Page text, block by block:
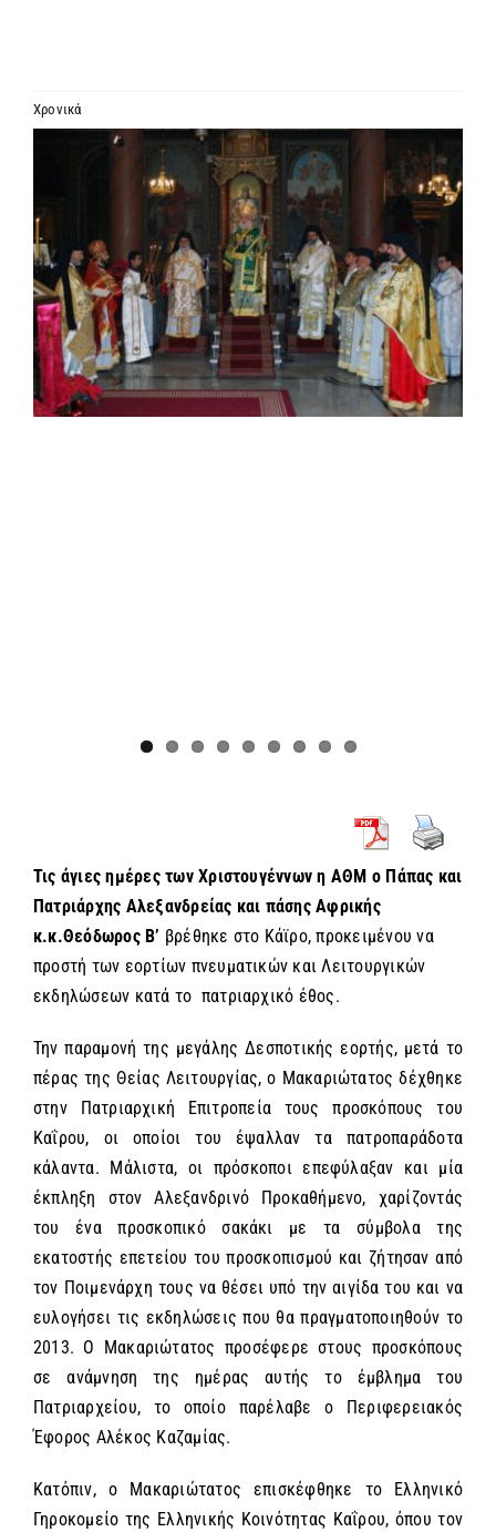
ΕΝΗΜΕΡΩΣΗ
ΣΥΝΔΕΣΕΙΣ
Χρονικά
Τις άγιες ημέρες των Χριστουγέννων η ΑΘΜ ο Πάπας και
Πατριάρχης Αλεξανδρείας και πάσης Αφρικής
κ.κ.Θεόδωρος Β’ βρέθηκε στο Κάϊρο, προκειμένου να
προστή των εορτίων πνευματικών και Λειτουργικών
εκδηλώσεων κατά το πατριαρχικό έθος.
Την παραμονή της μεγάλης Δεσποτικής εορτής, μετά το
πέρας της Θείας Λειτουργίας, ο Μακαριώτατος δέχθηκε
στην Πατριαρχική Επιτροπεία τους προσκόπους του
Καΐρου, οι οποίοι του έψαλλαν τα πατροπαράδοτα
κάλαντα. Μάλιστα, οι πρόσκοποι επεφύλαξαν και μία
έκπληξη στον Αλεξανδρινό Προκαθήμενο, χαρίζοντάς
του ένα προσκοπικό σακάκι με τα σύμβολα της
εκατοστής επετείου του προσκοπισμού και ζήτησαν από
τον Ποιμενάρχη τους να θέσει υπό την αιγίδα του και να
ευλογήσει τις εκδηλώσεις που θα πραγματοποιηθούν το
2013. Ο Μακαριώτατος προσέφερε στους προσκόπους
σε ανάμνηση της ημέρας αυτής το έμβλημα του
Πατριαρχείου, το οποίο παρέλαβε ο Περιφερειακός
Έφορος Αλέκος Καζαμίας.
Κατόπιν, ο Μακαριώτατος επισκέφθηκε το Ελληνικό
Γηροκομείο της Ελληνικής Κοινότητας Καΐρου, όπου τον